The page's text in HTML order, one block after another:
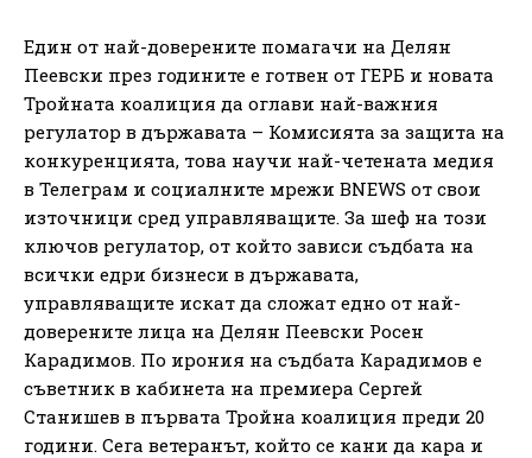
Един от най-доверените помагачи на Делян
Пеевски през годините е готвен от ГЕРБ и новата
Тройната коалиция да оглави най-важния
регулатор в държавата – Комисията за защита на
конкуренцията, това научи най-четената медия
в Телеграм и социалните мрежи BNEWS от свои
източници сред управляващите. За шеф на този
ключов регулатор, от който зависи съдбата на
всички едри бизнеси в държавата,
управляващите искат да сложат едно от най-
доверените лица на Делян Пеевски Росен
Карадимов. По ирония на съдбата Карадимов е
съветник в кабинета на премиера Сергей
Станишев в първата Тройна коалиция преди 20
години. Сега ветеранът, който се кани да кара и